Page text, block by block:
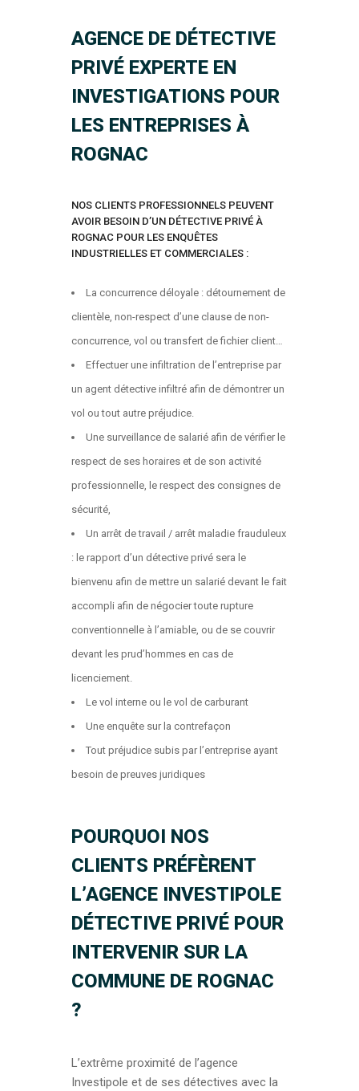
AGENCE DE DÉTECTIVE
PRIVÉ EXPERTE EN
INVESTIGATIONS POUR
LES ENTREPRISES À
ROGNAC
NOS CLIENTS PROFESSIONNELS PEUVENT
AVOIR BESOIN D’UN DÉTECTIVE PRIVÉ À
ROGNAC POUR LES ENQUÊTES
INDUSTRIELLES ET COMMERCIALES :
La concurrence déloyale : détournement de
clientèle, non-respect d’une clause de non-
concurrence, vol ou transfert de fichier client…
Effectuer une infiltration de l’entreprise par
un agent détective infiltré afin de démontrer un
vol ou tout autre préjudice.
Une surveillance de salarié afin de vérifier le
respect de ses horaires et de son activité
professionnelle, le respect des consignes de
sécurité,
Un arrêt de travail / arrêt maladie frauduleux
: le rapport d’un détective privé sera le
bienvenu afin de mettre un salarié devant le fait
accompli afin de négocier toute rupture
conventionnelle à l’amiable, ou de se couvrir
devant les prud’hommes en cas de
licenciement.
Le vol interne ou le vol de carburant
Une enquête sur la contrefaçon
Tout préjudice subis par l’entreprise ayant
besoin de preuves juridiques
POURQUOI NOS
CLIENTS PRÉFÈRENT
L’AGENCE INVESTIPOLE
DÉTECTIVE PRIVÉ POUR
INTERVENIR SUR LA
COMMUNE DE ROGNAC
?
L’extrême proximité de l’agence
Investipole et de ses détectives avec la